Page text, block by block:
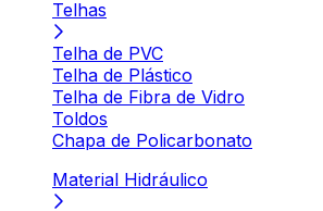
Telhas
Telha de PVC
Telha de Plástico
Telha de Fibra de Vidro
Toldos
Chapa de Policarbonato
Material Hidráulico